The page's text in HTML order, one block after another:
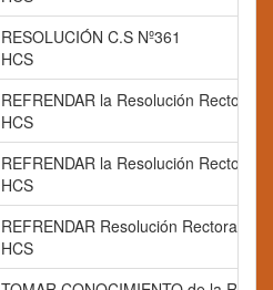
RESOLUCIÓN C.S Nº361
HCS
REFRENDAR la Resolución Rectoral
HCS
REFRENDAR la Resolución Rectoral
HCS
REFRENDAR Resolución Rectoral
HCS